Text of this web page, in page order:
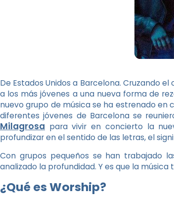
De Estados Unidos a Barcelona. Cruzando
a los más jóvenes a una nueva forma de
nuevo grupo de música se ha estrenado en
diferentes jóvenes de Barcelona se
Milagrosa para vivir en concierto la
profundizar en el sentido de las letras, el
Con grupos pequeños se han trabajado
analizado la profundidad. Y es que la
¿Qué es Worship?